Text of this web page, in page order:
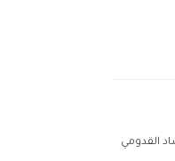
القدومي